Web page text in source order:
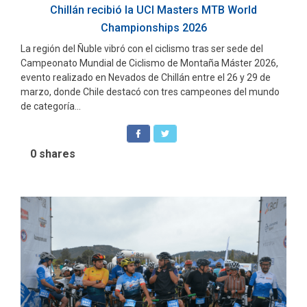
Chillán recibió la UCI Masters MTB World
Championships 2026
La región del Ñuble vibró con el ciclismo tras ser sede del
Campeonato Mundial de Ciclismo de Montaña Máster 2026,
evento realizado en Nevados de Chillán entre el 26 y 29 de
marzo, donde Chile destacó con tres campeones del mundo
de categoría...
0 shares